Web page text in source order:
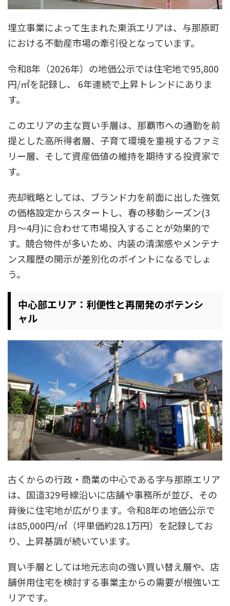
埋立事業によって生まれた東浜エリアは、与那原町
における不動産市場の牽引役となっています。
令和8年（2026年）の地価公示では住宅地で95,800
円/㎡を記録し、 6年連続で上昇トレンドにありま
す。
このエリアの主な買い手層は、那覇市への通勤を前
提とした高所得者層、子育て環境を重視するファミ
リー層、そして資産価値の維持を期待する投資家で
す。
売却戦略としては、ブランド力を前面に出した強気
の価格設定からスタートし、春の移動シーズン(3
月〜4月)に合わせて市場投入することが効果的で
す。競合物件が多いため、内装の清潔感やメンテナ
ンス履歴の開示が差別化のポイントになるでしょ
う。
中心部エリア：利便性と再開発のポテンシ
ャル
古くからの行政・商業の中心である字与那原エリア
は、国道329号線沿いに店舗や事務所が並び、その
背後に住宅地が広がります。令和8年の地価公示で
は85,000円/㎡（坪単価約28.1万円）を記録してお
り、上昇基調が続いています。
買い手層としては地元志向の強い買い替え層や、店
舗併用住宅を検討する事業主からの需要が根強いエ
リアです。